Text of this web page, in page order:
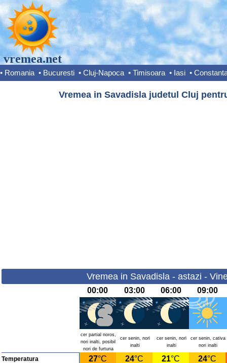
vremea.net
• Romania • Bucuresti • Cluj-Napoca • Timisoara • Iasi •
Vremea in Savadisla judetul Cluj
Vremea in Savadisla - astazi -
00:00 03:00 06:00 09:00
cer partial noros,
nori inalti, posibil
nori de furtuna
cer senin, nori
inalti
cer senin, nori
inalti
cer senin, cativa
nori inalti
Temperatura 27°C 24°C 21°C 24°C